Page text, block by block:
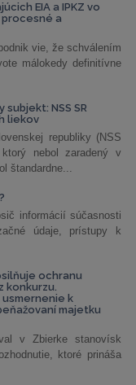
EIA a IPKZ vo
a
vie, že schválením
málokedy definitívne
NSS SR
liekov
republiky (NSS
nebol zaradený v
štandardne...
informácií súčasnosti
údaje, prístupy k
ochranu
konkurzu.
usmernenie k
majetku
v Zbierke stanovísk
ktoré prináša